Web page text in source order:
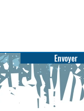
Envoyer